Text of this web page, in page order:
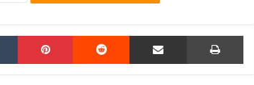
Tumblr Pinterest Reddit Compartir por correo electrónico